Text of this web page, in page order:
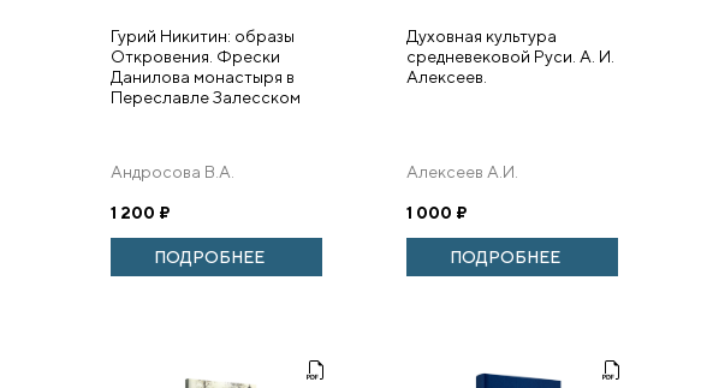
Гурий Никитин: образы
Откровения. Фрески
Данилова монастыря в
Переславле Залесском
Андросова В.А.
1 200 ₽
ПОДРОБНЕЕ
Духовная культура
средневековой Руси. А. И.
Алексеев.
Алексеев А.И.
1 000 ₽
ПОДРОБНЕЕ